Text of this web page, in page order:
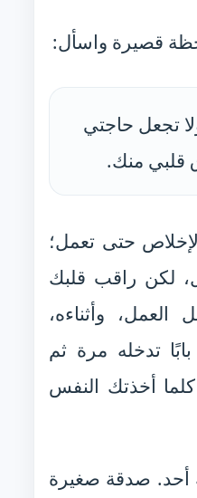
قصيرة واسأل:
تجعل حاجتي
قلبي منك.
حتى تعمل؛
لكن راقب قلبك
وأثناءه،
تدخله مرة ثم
كلما أخذتك النفس
أحد. صدقة صغيرة